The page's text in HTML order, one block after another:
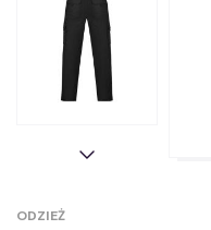
ODZIEŻ